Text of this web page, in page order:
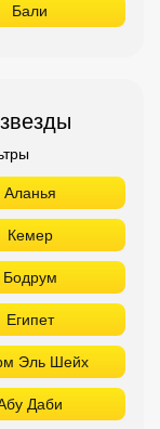
Бали
Аланья
Кемер
Бодрум
Египет
Эль Шейх
Даби